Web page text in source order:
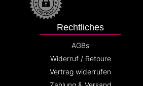
Rechtliches
AGBs
Widerruf / Retoure
Vertrag widerrufen